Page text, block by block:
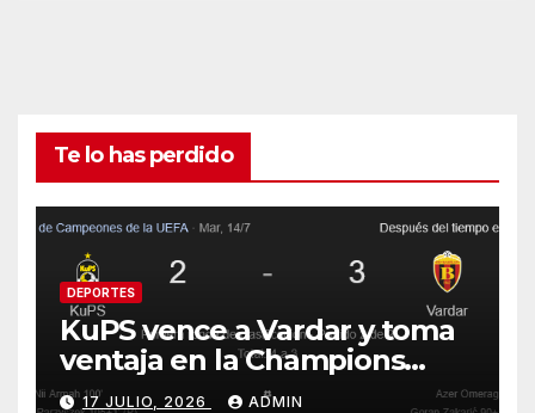
Te lo has perdido
DEPORTES
KuPS vence a Vardar y toma
ventaja en la Champions
League
17 JULIO, 2026 ADMIN